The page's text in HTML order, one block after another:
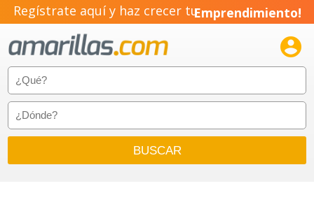
Regístrate aquí y haz crecer tuEmprendimiento!
